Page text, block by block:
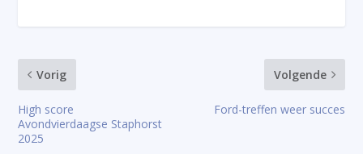
Vorig
High score
Avondvierdaagse Staphorst
2025
Volgende
Ford-treffen weer succes